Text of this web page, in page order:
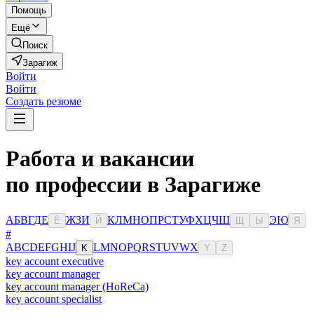
Помощь
Ещё
Поиск
Зарагиж
Войти
Войти
Создать резюме
Работа и вакансии
по профессии в Зарагиже
АБВГДЕ Ё ЖЗИ Й КЛМНОПРСТУФХЦЧШ Ы ЭЮ Я
#
ABCDEFGHIJ K LMNOPQRSTUVWX Y Z
key account executive
key account manager
key account manager (HoReCa)
key account specialist